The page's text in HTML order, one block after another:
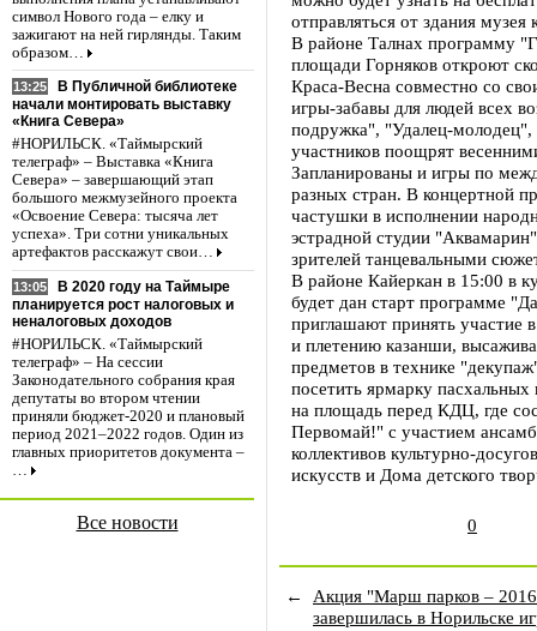
символ Нового года – елку и
зажигают на ней гирлянды. Таким
образом…
13:25
В Публичной библиотеке
начали монтировать выставку
«Книга Севера»
#НОРИЛЬСК. «Таймырский
телеграф» – Выставка «Книга
Севера» – завершающий этап
большого межмузейного проекта
«Освоение Севера: тысяча лет
успеха». Три сотни уникальных
артефактов расскажут свои…
13:05
В 2020 году на Таймыре
планируется рост налоговых и
неналоговых доходов
#НОРИЛЬСК. «Таймырский
телеграф» – На сессии
Законодательного собрания края
депутаты во втором чтении
приняли бюджет-2020 и плановый
период 2021–2022 годов. Один из
главных приоритетов документа –
…
Все новости
отправляться от здания
В районе Талнах программу
площади Горняков откроют
Краса-Весна совместно со
игры-забавы для людей всех
подружка", "Удалец-
участников поощрят
Запланированы и игры по
разных стран. В концертной
частушки в исполнении
эстрадной студии
зрителей танцевальными
В районе Кайеркан в 15:00 в
будет дан старт программе
приглашают принять участие
и плетению казанши,
предметов в технике
посетить ярмарку
на площадь перед КДЦ, где
Первомай!" с участием
коллективов культурно-
искусств и Дома детского
0
←
Акция "Марш парков –
завершилась в Норильске